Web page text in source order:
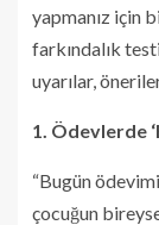
yapmanız için
farkındalık
uyarılar,
1. Ödevlerde
“Bugün
çocuğun